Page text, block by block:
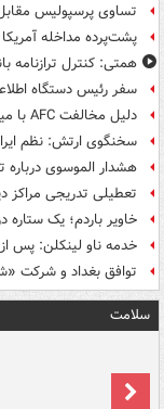
تساوی پرسپولیس مقابل
پشت‌پرده مداخله
همتی: کنترل ترازنامه
سفر رئیس دستگاه
دلیل مخالفت AFC با میزبانی آبی‌ها در عراق
سخنگوی ارتش: نظم
هشدار الموسوی درباره
تعطیلی تدریجی مراکز
خاویر باردم؛ یک ستاره
خدمه ناو لینکلن: پس از ۸ ماه حضور در دریا خسته و درمانده‌ شدیم
توافق بغداد و شرکت
سلامت